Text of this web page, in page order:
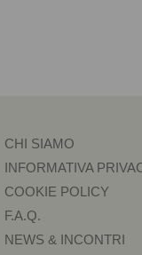
CHI SIAMO
INFORMATIVA
COOKIE POLICY
F.A.Q.
NEWS & INCONTRI